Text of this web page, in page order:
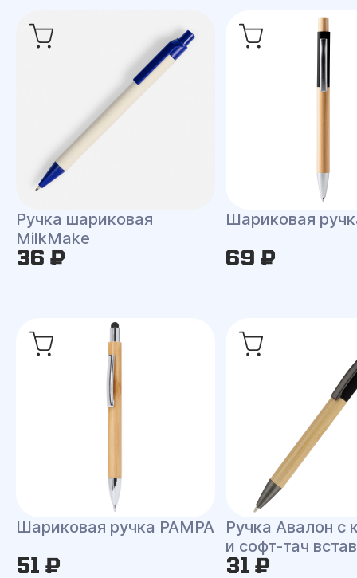
Ручка шариковая
MilkMake
36 ₽
Шариковая
69 ₽
Шариковая ручка PAMPA
51 ₽
Ручка Авалон с
и софт-тач
31 ₽